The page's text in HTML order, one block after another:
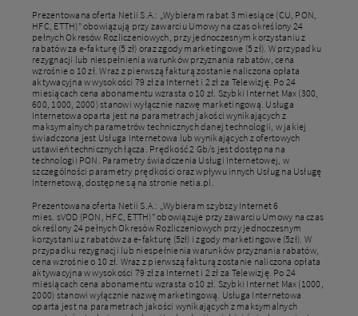
Prezentowana oferta Netii S.A.: „Wybieram rabat 3 miesiące (CU, PON,
HFC, ETTH)” obowiązują przy zawarciu Umowy na czas określony 24
pełnych Okresów Rozliczeniowych, przy jednoczesnym korzystaniu z
rabatów za e-fakturę (5 zł) oraz zgody marketingowe (5 zł). W przypadku
rezygnacji lub niespełnienia warunków przyznania rabatów, cena
wzrośnie o 10 zł. Wraz z pierwszą fakturą zostanie naliczona opłata
aktywacyjna w wysokości 79 zł za Internet i 2 zł za Telewizję. Po 24
miesiącach cena abonamentu wzrasta o 10 zł. Szybki Internet Max (300,
600, 1000, 2000) stanowi wyłącznie nazwę marketingową. Usługa
Internetowa oparta jest na parametrach jakości wynikających z
maksymalnych parametrów technicznych danej technologii, w jakiej
świadczona jest Usługa Internetowa lub wynikających z ofertowych
ustawień technicznych łącza. Prędkość 2 Gb/s jest dostępna na
technologii PON. Parametry świadczenia Usługi Internetowej, w
szczególności parametry prędkości oraz wpływu innych Usług na Usługę
Internetową, dostępne są na stronie netia.pl.
Prezentowana oferta Netii S.A.: „Wybieram szybszy Internet 6
mies. sVOD (PON, HFC, ETTH)” obowiązuje przy zawarciu Umowy na czas
określony 24 pełnych Okresów Rozliczeniowych przy jednoczesnym
korzystaniu z rabatów za e-fakturę (5zł) i zgody marketingowe (5zł). W
przypadku rezygnacji lub niespełnienia warunków przyznania rabatów,
cena wzrośnie o 10 zł. Wraz z pierwszą fakturą zostanie naliczona opłata
aktywacyjna w wysokości 79 zł za Internet i 2 zł za Telewizję. Po 24
miesiącach cena abonamentu wzrasta o 10 zł. Szybki Internet Max (1000,
2000) stanowi wyłącznie nazwę marketingową. Usługa Internetowa
oparta jest na parametrach jakości wynikających z maksymalnych